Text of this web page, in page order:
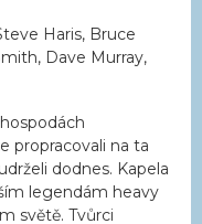
Haris, Bruce
Dave Murray,
propracovali na ta
dodnes. Kapela
legendám heavy
světě. Tvůrci